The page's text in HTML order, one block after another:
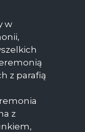
w
z parafią
z